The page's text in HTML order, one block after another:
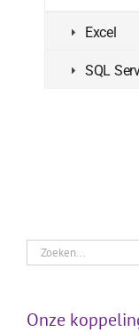
Excel
SQL
Zoeken
Onze